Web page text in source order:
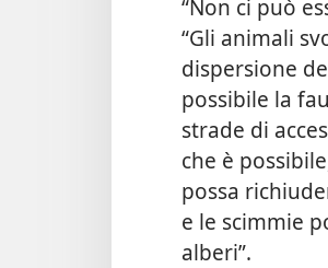
“Non ci può
“Gli animali
dispersione
possibile la
strade di
che è
possa
e le scimmie
alberi”.